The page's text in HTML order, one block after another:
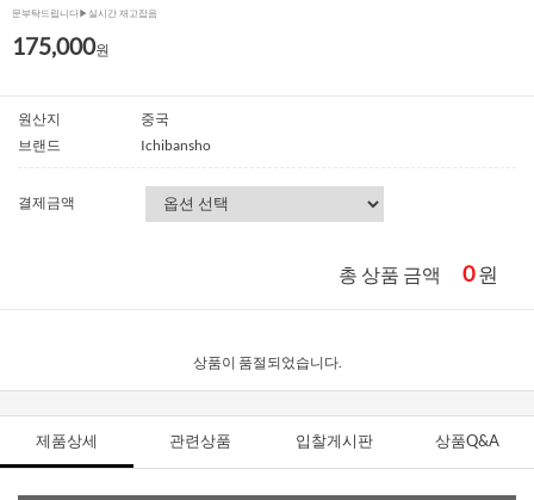
문부탁드립니다▶실시간 재고잡음
175,000원
원산지
중국
브랜드
Ichibansho
결제금액
총 상품 금액 0원
상품이 품절되었습니다.
제품상세 관련상품 입찰게시판 상품Q&A